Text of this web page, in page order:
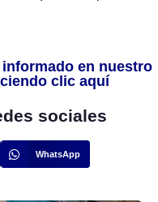
en nuestro
clic aquí
sociales
WhatsApp